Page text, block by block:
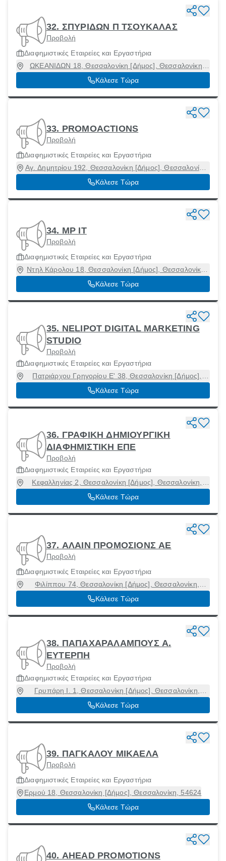
32. ΣΠΥΡΙΔΩΝ Π ΤΣΟΥΚΑΛΑΣ
Προβολή
Διαφημιστικές Εταιρείες και Εργαστήρια
ΩΚΕΑΝΙΔΩΝ 18, Θεσσαλονίκη [Δήμος], Θεσσαλονίκη,
54250
Κάλεσε Τώρα
33. PROMOACTIONS
Προβολή
Διαφημιστικές Εταιρείες και Εργαστήρια
Αγ. Δημητρίου 192, Θεσσαλονίκη [Δήμος], Θεσσαλονίκη,
54638
Κάλεσε Τώρα
34. MP IT
Προβολή
Διαφημιστικές Εταιρείες και Εργαστήρια
Ντηλ Κάρολου 18, Θεσσαλονίκη [Δήμος], Θεσσαλονίκη,
54623
Κάλεσε Τώρα
35. NELIPOT DIGITAL MARKETING
STUDIO
Προβολή
Διαφημιστικές Εταιρείες και Εργαστήρια
Πατριάρχου Γρηγορίου Ε' 38, Θεσσαλονίκη [Δήμος],
Θεσσαλονίκη, 54248
Κάλεσε Τώρα
36. ΓΡΑΦΙΚΗ ΔΗΜΙΟΥΡΓΙΚΗ
ΔΙΑΦΗΜΙΣΤΙΚΗ ΕΠΕ
Προβολή
Διαφημιστικές Εταιρείες και Εργαστήρια
Κεφαλληνίας 2, Θεσσαλονίκη [Δήμος], Θεσσαλονίκη,
54627
Κάλεσε Τώρα
37. ΑΛΑΙΝ ΠΡΟΜΟΣΙΟΝΣ ΑΕ
Προβολή
Διαφημιστικές Εταιρείες και Εργαστήρια
Φιλίππου 74, Θεσσαλονίκη [Δήμος], Θεσσαλονίκη,
54635
Κάλεσε Τώρα
38. ΠΑΠΑΧΑΡΑΛΑΜΠΟΥΣ Α.
ΕΥΤΕΡΠΗ
Προβολή
Διαφημιστικές Εταιρείες και Εργαστήρια
Γρυπάρη Ι. 1, Θεσσαλονίκη [Δήμος], Θεσσαλονίκη,
54248
Κάλεσε Τώρα
39. ΠΑΓΚΑΛΟΥ ΜΙΚΑΕΛΑ
Προβολή
Διαφημιστικές Εταιρείες και Εργαστήρια
Ερμού 18, Θεσσαλονίκη [Δήμος], Θεσσαλονίκη, 54624
Κάλεσε Τώρα
40. AHEAD PROMOTIONS